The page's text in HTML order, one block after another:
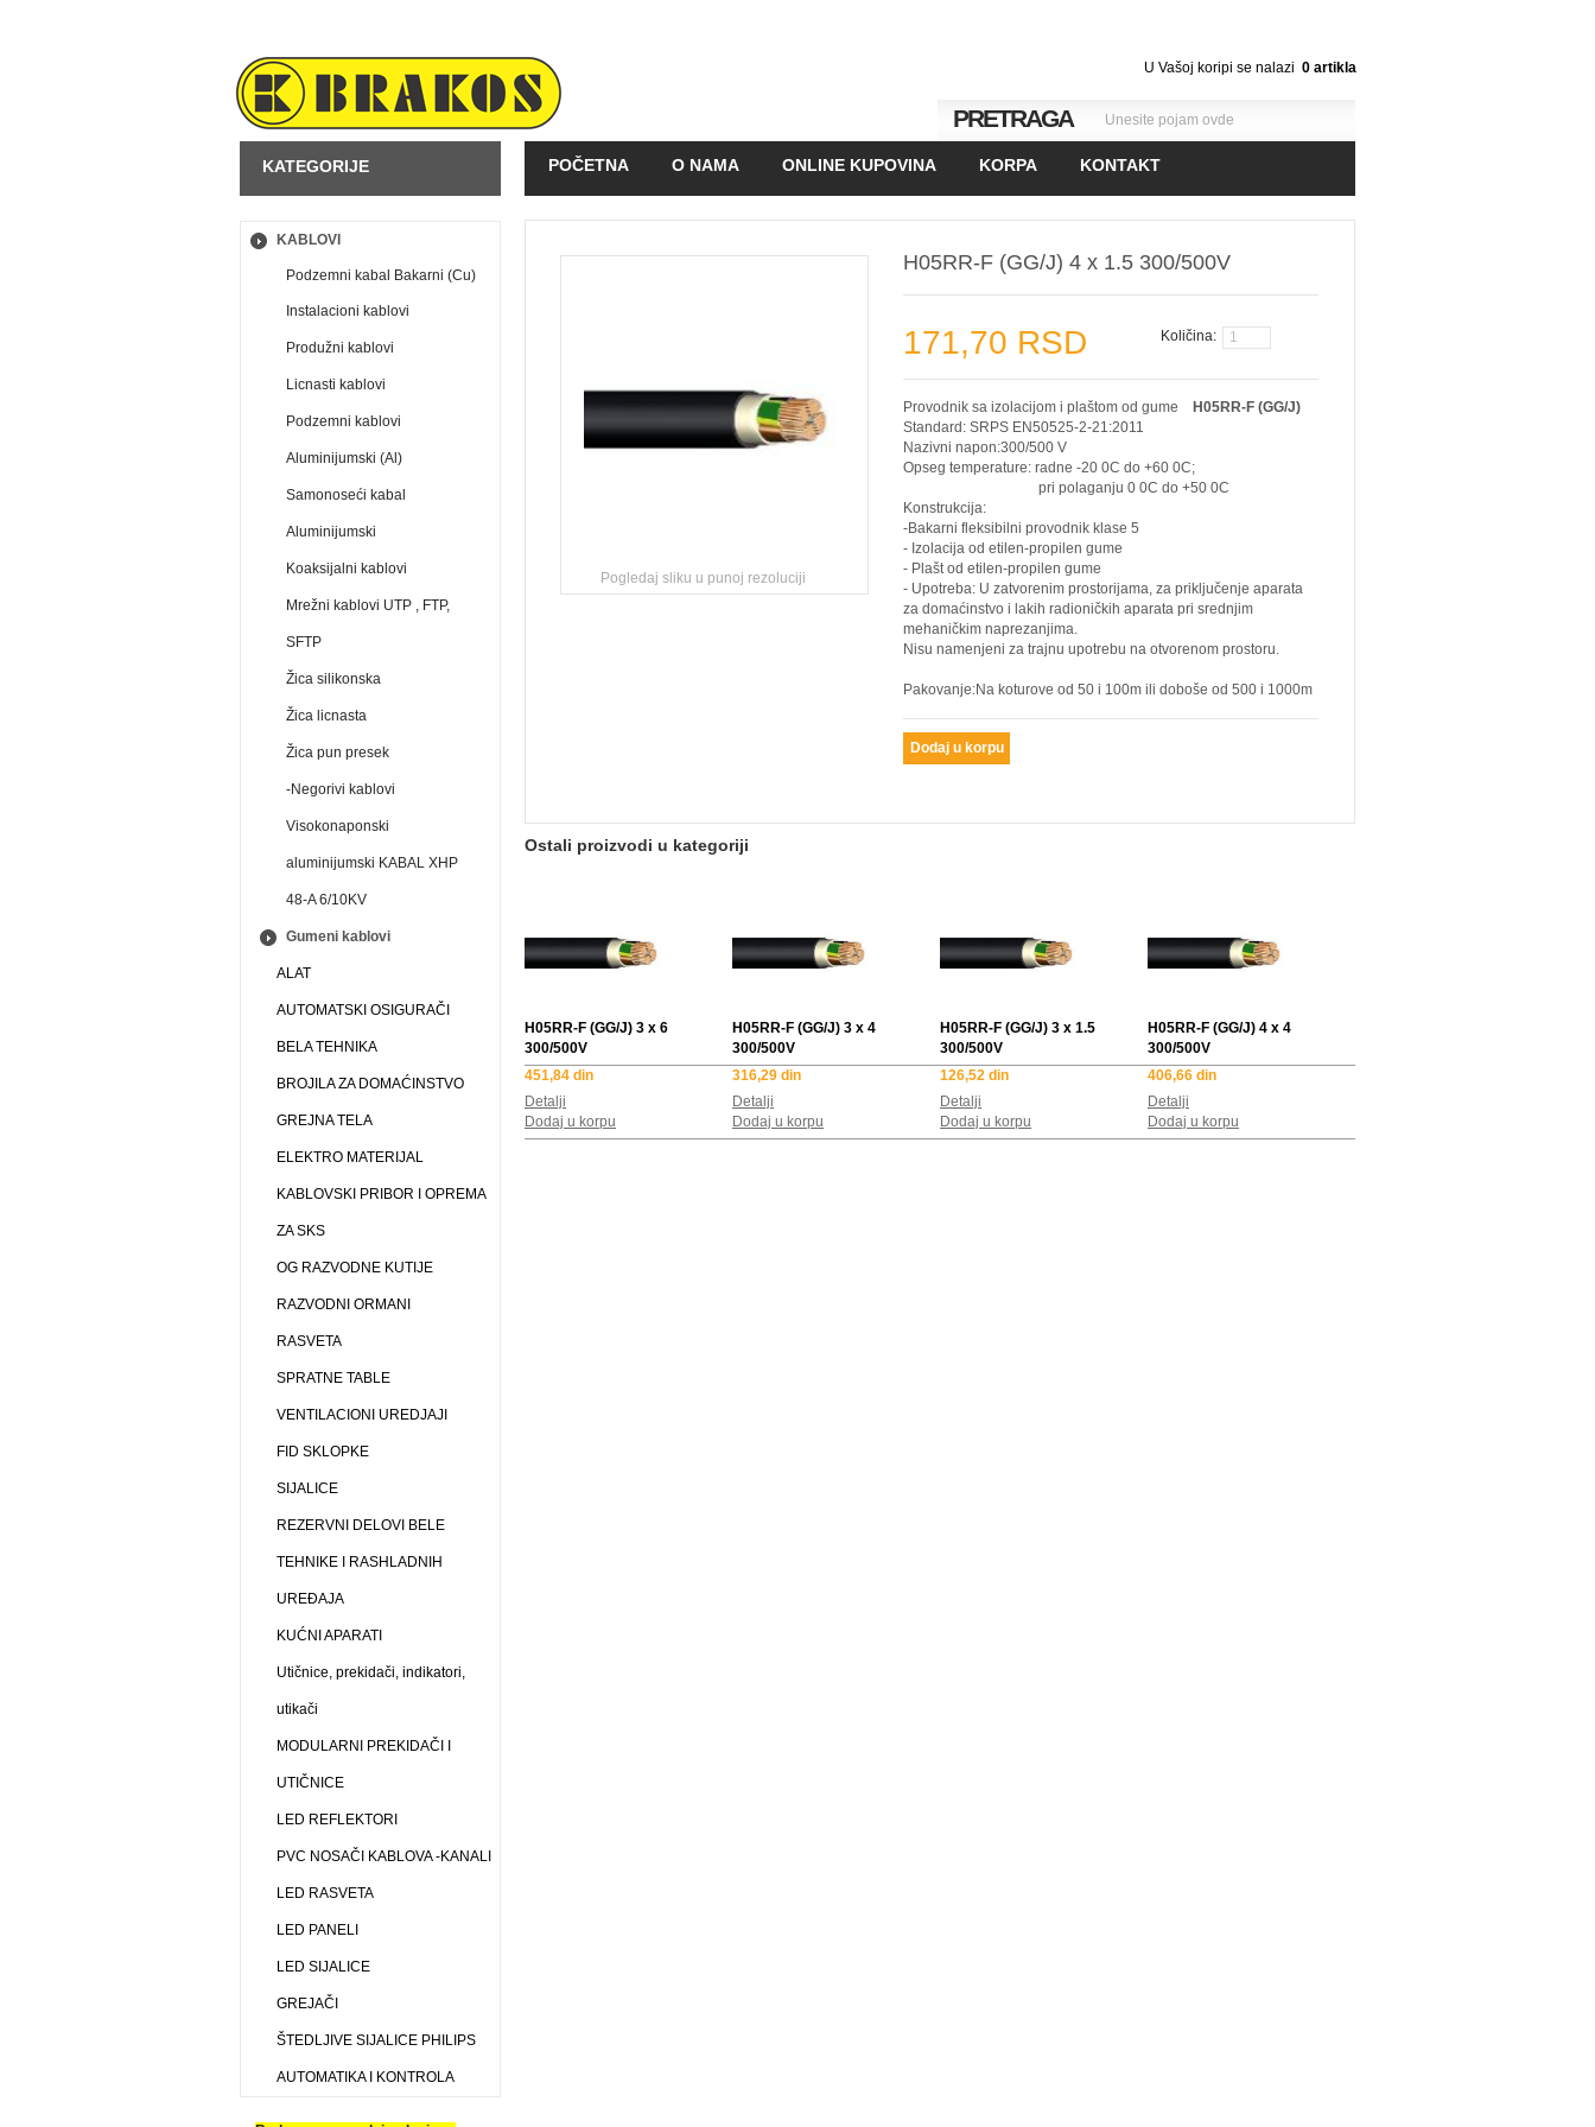
U Vašoj koripi se nalazi 0 artikla
PRETRAGA
POČETNA O NAMA ONLINE KUPOVINA KORPA KONTAKT
KAKO KUPOVATI GALERIJA POSLOVNI PARTNERI
KATEGORIJE
KABLOVI
Podzemni kabal Bakarni (Cu)
Instalacioni kablovi
Produžni kablovi
Licnasti kablovi
Podzemni kablovi
Aluminijumski (Al)
Samonoseći kabal
Aluminijumski
Koaksijalni kablovi
Mrežni kablovi UTP , FTP,
SFTP
Žica silikonska
Žica licnasta
Žica pun presek
-Negorivi kablovi
Visokonaponski
aluminijumski KABAL XHP
48-A 6/10KV
Gumeni kablovi
ALAT
AUTOMATSKI OSIGURAČI
BELA TEHNIKA
BROJILA ZA DOMAĆINSTVO
GREJNA TELA
ELEKTRO MATERIJAL
KABLOVSKI PRIBOR I OPREMA
ZA SKS
OG RAZVODNE KUTIJE
RAZVODNI ORMANI
RASVETA
SPRATNE TABLE
VENTILACIONI UREDJAJI
FID SKLOPKE
SIJALICE
REZERVNI DELOVI BELE
TEHNIKE I RASHLADNIH
UREĐAJA
KUĆNI APARATI
Utičnice, prekidači, indikatori,
utikači
MODULARNI PREKIDAČI I
UTIČNICE
LED REFLEKTORI
PVC NOSAČI KABLOVA -KANALI
LED RASVETA
LED PANELI
LED SIJALICE
GREJAČI
ŠTEDLJIVE SIJALICE PHILIPS
AUTOMATIKA I KONTROLA
Pogledaj sliku u punoj rezoluciji
H05RR-F (GG/J) 4 x 1.5 300/500V
Količina:
171,70 RSD
Provodnik sa izolacijom i plaštom od gume
H05RR-F (GG/J)
Standard: SRPS EN50525-2-21:2011
Nazivni napon:300/500 V
Opseg temperature: radne -20 0C do +60 0C;
pri polaganju 0 0C do +50 0C
Konstrukcija:
-Bakarni fleksibilni provodnik klase 5
- Izolacija od etilen-propilen gume
- Plašt od etilen-propilen gume
- Upotreba: U zatvorenim prostorijama, za priključenje aparata
za domaćinstvo i lakih radioničkih aparata pri srednjim
mehaničkim naprezanjima.
Nisu namenjeni za trajnu upotrebu na otvorenom prostoru.
Pakovanje:Na koturove od 50 i 100m ili doboše od 500 i 1000m
Ostali proizvodi u kategoriji
H05RR-F (GG/J) 3 x 6
300/500V
451,84 din
Detalji
Dodaj u korpu
H05RR-F (GG/J) 3 x 4
300/500V
316,29 din
Detalji
Dodaj u korpu
H05RR-F (GG/J) 3 x 1.5
300/500V
126,52 din
Detalji
Dodaj u korpu
H05RR-F (GG/J) 4 x 4
300/500V
406,66 din
Detalji
Dodaj u korpu